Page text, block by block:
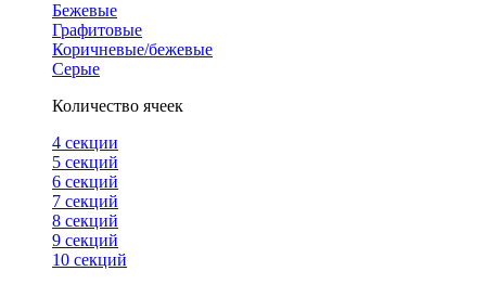
Бежевые
Графитовые
Коричневые/бежевые
Серые
Количество ячеек
4 cекции
5 секций
6 секций
7 секций
8 секций
9 секций
10 секций